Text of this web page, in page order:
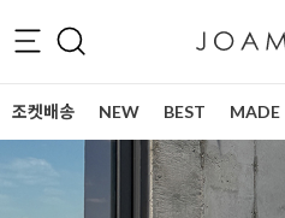
조켓배송 NEW BEST MADE